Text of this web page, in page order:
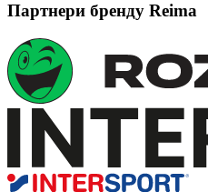
Партнери бренду Reima